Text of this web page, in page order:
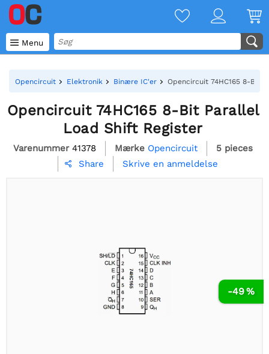
 Menu
Opencircuit Elektronik Binære IC'er Opencircuit 74HC165 8-Bit
Opencircuit 74HC165 8-Bit Parallel
Load Shift Register
Varenummer 41378 Mærke Opencircuit 5 pieces
 Share Skrive en anmeldelse
-49 %